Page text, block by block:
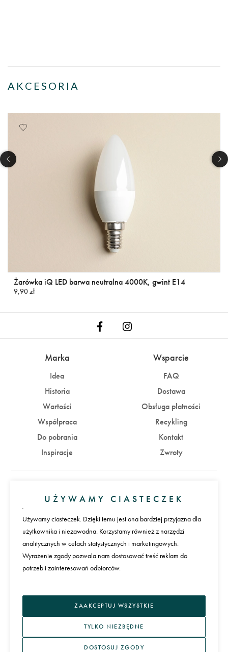
AKCESORIA
Żarówka iQ LED barwa neutralna 4000K, gwint E14
9,90 zł
Marka
Idea
Historia
Wartości
Współpraca
Do pobrania
Inspiracje
Wsparcie
FAQ
Dostawa
Obsługa płatności
Recykling
Kontakt
Zwroty
Zaloguj się Załóż konto
Płatności
Język
UŻYWAMY CIASTECZEK
Używamy ciasteczek. Dzięki temu jest ona bardziej przyjazna dla
użytkownika i niezawodna. Korzystamy również z narzędzi
analitycznych w celach statystycznych i marketingowych.
Wyrażenie zgody pozwala nam dostosować treść reklam do
potrzeb i zainteresowań odbiorców.
ZAAKCEPTUJ WSZYSTKIE
TYLKO NIEZBĘDNE
DOSTOSUJ ZGODY